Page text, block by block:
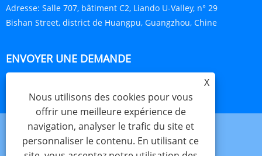
Adresse: Salle 707, bâtiment C2, Liando U-Valley, n° 29
Bishan Street, district de Huangpu, Guangzhou, Chine
ENVOYER UNE DEMANDE
X
Nous utilisons des cookies pour vous
offrir une meilleure expérience de
navigation, analyser le trafic du site et
personnaliser le contenu. En utilisant ce